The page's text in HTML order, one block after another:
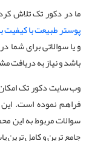
ما در دکور تک تلاش
پوستر طبیعت با کیفیت
و یا سوالاتی برای
باشد و نیاز به دریافت
وب سایت دکور تک
فراهم نموده است. این
سوالات مربوط به این
جامع ترین و کامل ترین